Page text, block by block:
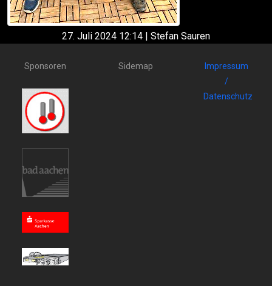
27. Juli 2024 12:14 | Stefan Sauren
Sponsoren Sidemap
Impressum
/
Datenschutz